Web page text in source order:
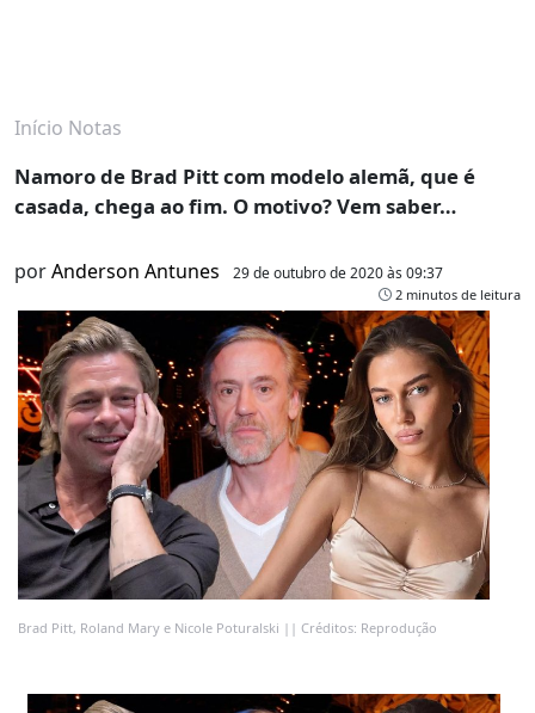
Início Notas
Namoro de Brad Pitt com modelo alemã, que é
casada, chega ao fim. O motivo? Vem saber…
porAnderson Antunes 29 de outubro de 2020 às 09:37
2 minutos de leitura
Brad Pitt, Roland Mary e Nicole Poturalski || Créditos: Reprodução